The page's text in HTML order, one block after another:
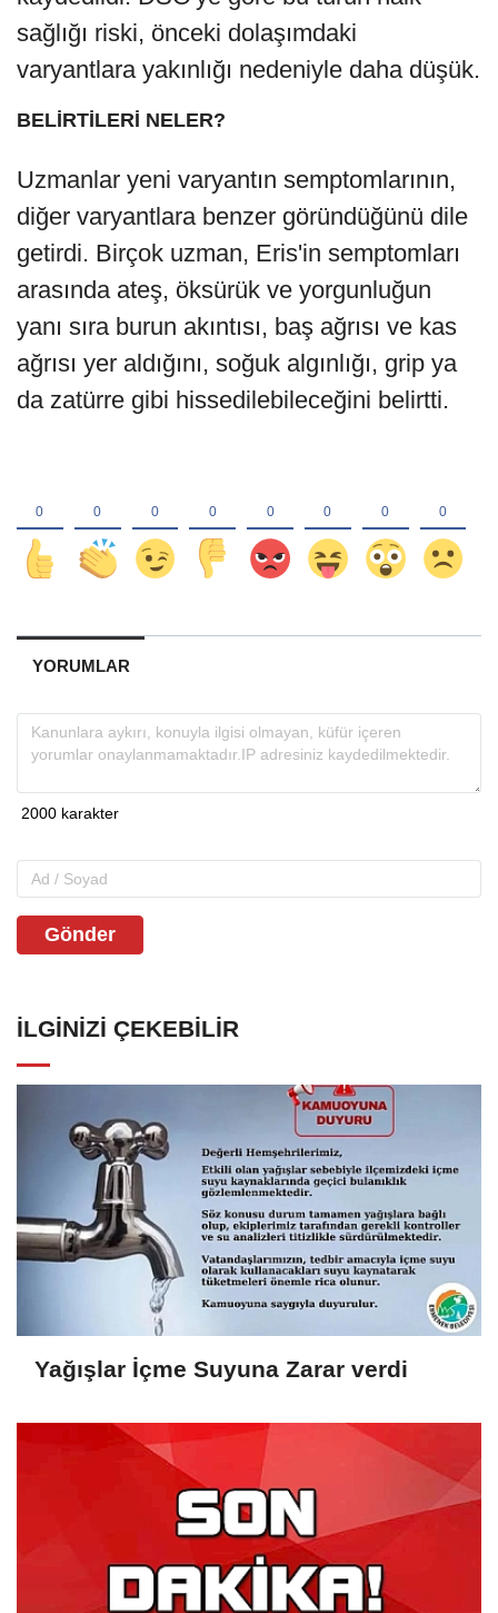
sağlığı riski, önceki dolaşımdaki
varyantlara yakınlığı nedeniyle daha düşük.
BELİRTİLERİ NELER?
Uzmanlar yeni varyantın semptomlarının,
diğer varyantlara benzer göründüğünü dile
getirdi. Birçok uzman, Eris'in semptomları
arasında ateş, öksürük ve yorgunluğun
yanı sıra burun akıntısı, baş ağrısı ve kas
ağrısı yer aldığını, soğuk algınlığı, grip ya
da zatürre gibi hissedilebileceğini belirtti.
YORUMLAR
Gönder
İLGINIZI ÇEKEBILIR
Yağışlar İçme Suyuna Zarar verdi